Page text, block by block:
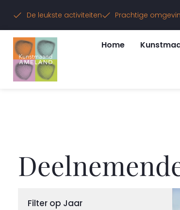
De leukste activiteiten Prachtige
Home
Filter op Jaar